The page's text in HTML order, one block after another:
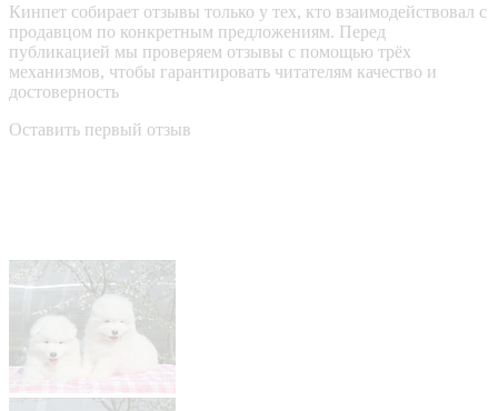
Кинпет собирает отзывы только у тех, кто взаимодействовал с
продавцом по конкретным предложениям. Перед
публикацией мы проверяем отзывы с помощью трёх
механизмов, чтобы гарантировать читателям качество и
достоверность
Оставить первый отзыв